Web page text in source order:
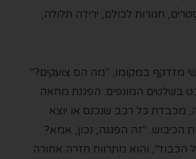
חגורות לכולם, ירידה תלולה,
מזדקף במקומו, "מה הם צועקים?"
בשלטים המונפים. הפגנת מחאה
מכבדת כל רכב שנכנס או יוצא
הכיבוש. "זה הפגנה, נכון, אמא?
הכבוד", והוא מתרווח חזרה אחורה.